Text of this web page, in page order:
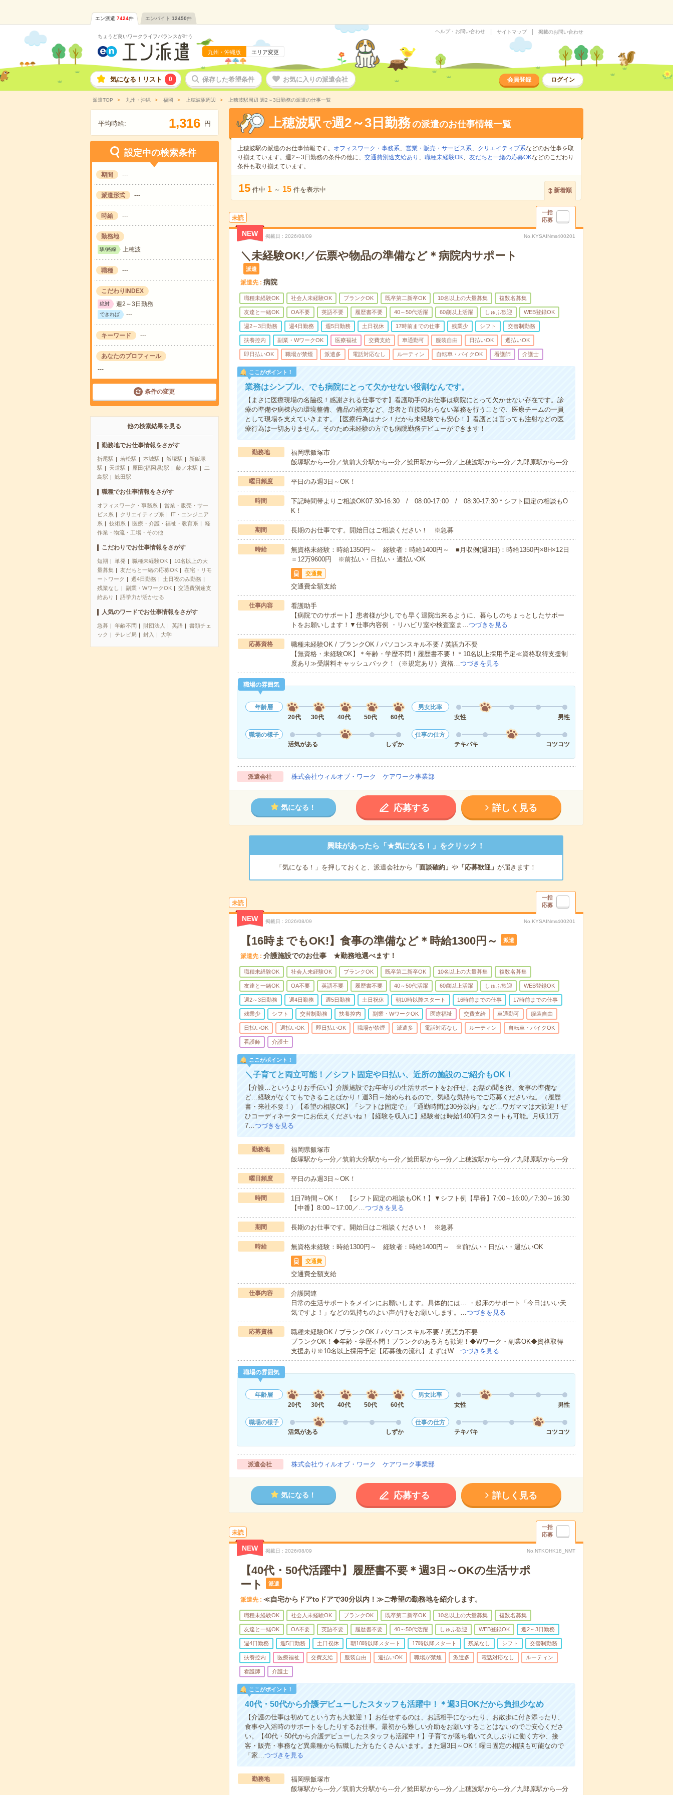
エン派遣 7424件 エンバイト 12450件
ちょうど良いワークライフバランスが叶う
九州・沖縄版 エリア変更
ヘルプ・お問い合わせ サイトマップ 掲載のお問い合わせ
気になる！リスト 0 保存した希望条件 お気に入りの派遣会社 会員登録 ログイン
派遣TOP 九州・沖縄 福岡 上穂波駅周辺 上穂波駅周辺 週2～3日勤務の派遣の仕事一覧
平均時給: 1,316 円
設定中の検索条件
期間 ---
派遣形式 ---
時給 ---
勤務地
駅/路線 上穂波
職種 ---
こだわりINDEX
絶対 週2～3日勤務
できれば ---
キーワード ---
あなたのプロフィール
---
条件の変更
他の検索結果を見る
勤務地でお仕事情報をさがす
折尾駅 若松駅 本城駅 飯塚駅
新飯塚
駅
天道駅 原田(福岡県)駅 藤ノ木駅
二
島駅
鯰田駅
職種でお仕事情報をさがす
オフィスワーク・事務系
営業・販売・サー
ビス系
クリエイティブ系
IT・エンジニア
系
技術系 医療・介護・福祉・教育系
軽
作業・物流・工場・その他
こだわりでお仕事情報をさがす
短期 単発 職種未経験OK
10名以上の大
量募集
友だちと一緒の応募OK
在宅・リモ
ートワーク
週4日勤務
土日祝のみ勤務
残業なし
副業・WワークOK
交通費別途支
給あり
語学力が活かせる
人気のワードでお仕事情報をさがす
急募 年齢不問 財団法人 英語
書類チェ
ック
テレビ局 封入 大学
上穂波駅 で週2～3日勤務の派遣のお仕事情報一覧
上穂波駅の派遣のお仕事情報です。 オフィスワーク・事務系、 営業・販売・サービス系、 クリエイティブ系などのお仕事を取
り揃えています。週2～3日勤務の条件の他に、 交通費別途支給あり 、 職種未経験OK、 友だちと一緒の応募OKなどのこだわり
条件も取り揃えています。
15 件中 1 ～ 15 件を表示中 新着順
未読
一括
応募
NEW 掲載日 2026/08/09 No.KYSAINms400201
＼未経験OK!／伝票や物品の準備など＊病院内サポート
派遣
派遣先 病院
職種未経験OK 社会人未経験OK ブランクOK 既卒第二新卒OK 10名以上の大量募集 複数名募集
友達と一緒OK OA不要 英語不要 履歴書不要 40～50代活躍 60歳以上活躍 しゅふ歓迎 WEB登録OK
週2～3日勤務 週4日勤務 週5日勤務 土日祝休 17時前までの仕事 残業少 シフト 交替制勤務
扶養控内 副業・WワークOK 医療福祉 交費支給 車通勤可 服装自由 日払いOK 週払いOK
即日払いOK 職場が禁煙 派遣多 電話対応なし ルーティン 自転車・バイクOK 看護師 介護士
ここがポイント！
業務はシンプル、でも病院にとって欠かせない役割なんです。
【まさに医療現場の名脇役！感謝される仕事です】看護助手のお仕事は病院にとって欠かせない存在です。診
療の準備や病棟内の環境整備、備品の補充など、患者と直接関わらない業務を行うことで、医療チームの一員
として現場を支えていきます。【医療行為はナシ！だから未経験でも安心！】看護とは言っても注射などの医
療行為は一切ありません。そのため未経験の方でも病院勤務デビューができます！
勤務地
福岡県飯塚市
飯塚駅から---分／筑前大分駅から---分／鯰田駅から---分／上穂波駅から---分／九郎原駅から---分
曜日頻度 平日のみ週3日～OK！
時間
下記時間帯よりご相談OK07:30-16:30 / 08:00-17:00 / 08:30-17:30＊シフト固定の相談もO
K！
期間 長期のお仕事です。開始日はご相談ください！ ※急募
時給
無資格未経験：時給1350円～ 経験者：時給1400円～ ■月収例(週3日)：時給1350円×8H×12日
＝12万9600円 ※前払い・日払い・週払いOK
交通費
交通費全額支給
仕事内容
看護助手
【病院でのサポート】患者様が少しでも早く退院出来るように、暮らしのちょっとしたサポー
トをお願いします！▼仕事内容例 ・リハビリ室や検査室ま…つづきを見る
応募資格
職種未経験OK / ブランクOK / パソコンスキル不要 / 英語力不要
【無資格・未経験OK】＊年齢・学歴不問！履歴書不要！＊10名以上採用予定≪資格取得支援制
度あり≫受講料キャッシュバック！（※規定あり）資格…つづきを見る
職場の雰囲気
年齢層
20代
30代 40代 50代 60代
男女比率
女性
男性
職場の様子
活気がある
しずか
仕事の仕方
テキパキ
コツコツ
派遣会社 株式会社ウィルオブ・ワーク ケアワーク事業部
気になる！ 応募する 詳しく見る
興味があったら「★気になる！」をクリック！
「気になる！」を押しておくと、派遣会社から 「面談確約」 や「応募歓迎」 が届きます！
未読
一括
応募
NEW 掲載日 2026/08/09 No.KYSAINms400201
【16時までもOK!】食事の準備など＊時給1300円～ 派遣
派遣先 介護施設でのお仕事 ★勤務地選べます！
職種未経験OK 社会人未経験OK ブランクOK 既卒第二新卒OK 10名以上の大量募集 複数名募集
友達と一緒OK OA不要 英語不要 履歴書不要 40～50代活躍 60歳以上活躍 しゅふ歓迎 WEB登録OK
週2～3日勤務 週4日勤務 週5日勤務 土日祝休 朝10時以降スタート 16時前までの仕事 17時前までの仕事
残業少 シフト 交替制勤務 扶養控内 副業・WワークOK 医療福祉 交費支給 車通勤可 服装自由
日払いOK 週払いOK 即日払いOK 職場が禁煙 派遣多 電話対応なし ルーティン 自転車・バイクOK
看護師 介護士
ここがポイント！
＼子育てと両立可能！／シフト固定や日払い、近所の施設のご紹介もOK！
【介護…というよりお手伝い】介護施設でお年寄りの生活サポートをお任せ。お話の聞き役、食事の準備な
ど…経験がなくてもできることばかり！週3日～始められるので、気軽な気持ちでご応募くださいね。（履歴
書・来社不要！）【希望の相談OK】「シフトは固定で」「通勤時間は30分以内」など…ワガママは大歓迎！ぜ
ひコーディネーターにお伝えくださいね！【経験を収入に】経験者は時給1400円スタートも可能。月収11万
7…つづきを見る
勤務地
福岡県飯塚市
飯塚駅から---分／筑前大分駅から---分／鯰田駅から---分／上穂波駅から---分／九郎原駅から---分
曜日頻度 平日のみ週3日～OK！
時間
1日7時間～OK！ 【シフト固定の相談もOK！】▼シフト例【早番】7:00～16:00／7:30～16:30
【中番】8:00～17:00／…つづきを見る
期間 長期のお仕事です。開始日はご相談ください！ ※急募
時給 無資格未経験：時給1300円～ 経験者：時給1400円～ ※前払い・日払い・週払いOK
交通費
交通費全額支給
仕事内容
介護関連
日常の生活サポートをメインにお願いします。具体的には… ・起床のサポート「今日はいい天
気ですよ！」などの気持ちのよい声がけをお願いします。…つづきを見る
応募資格
職種未経験OK / ブランクOK / パソコンスキル不要 / 英語力不要
ブランクOK！◆年齢・学歴不問！ブランクのある方も歓迎！◆Wワーク・副業OK◆資格取得
支援あり※10名以上採用予定【応募後の流れ】まずはW…つづきを見る
職場の雰囲気
年齢層
20代
30代 40代 50代 60代
男女比率
女性
男性
職場の様子
活気がある
しずか
仕事の仕方
テキパキ
コツコツ
派遣会社 株式会社ウィルオブ・ワーク ケアワーク事業部
気になる！ 応募する 詳しく見る
未読
一括
応募
NEW 掲載日 2026/08/09 No.NTKOHK18_NMT
【40代・50代活躍中】履歴書不要＊週3日～OKの生活サポ
ート
派遣
派遣先 ≪自宅からドアtoドアで30分以内！≫ご希望の勤務地を紹介します。
職種未経験OK 社会人未経験OK ブランクOK 既卒第二新卒OK 10名以上の大量募集 複数名募集
友達と一緒OK OA不要 英語不要 履歴書不要 40～50代活躍 しゅふ歓迎 WEB登録OK 週2～3日勤務
週4日勤務 週5日勤務 土日祝休 朝10時以降スタート 17時以降スタート 残業なし シフト 交替制勤務
扶養控内 医療福祉 交費支給 服装自由 週払いOK 職場が禁煙 派遣多 電話対応なし ルーティン
看護師 介護士
ここがポイント！
40代・50代から介護デビューしたスタッフも活躍中！＊週3日OKだから負担少なめ
【介護の仕事は初めてという方も大歓迎！】お任せするのは、お話相手になったり、お散歩に付き添ったり、
食事や入浴時のサポートをしたりするお仕事。最初から難しい介助をお願いすることはないのでご安心くださ
い。【40代・50代から介護デビューしたスタッフも活躍中！】子育てが落ち着いて久しぶりに働く方や、接
客・販売・事務など異業種から転職した方もたくさんいます。また週3日～OK！曜日固定の相談も可能なので
「家…つづきを見る
勤務地
福岡県飯塚市
飯塚駅から---分／筑前大分駅から---分／鯰田駅から---分／上穂波駅から---分／九郎原駅から---分